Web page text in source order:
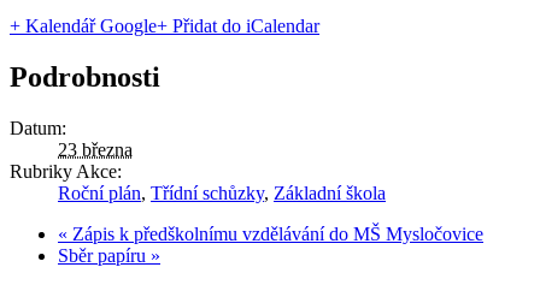
+ Kalendář Google+ Přidat do iCalendar
Podrobnosti
Datum:
23 března
Rubriky Akce:
Roční plán, Třídní schůzky, Základní škola
« Zápis k předškolnímu vzdělávání do MŠ Mysločovice
Sběr papíru »